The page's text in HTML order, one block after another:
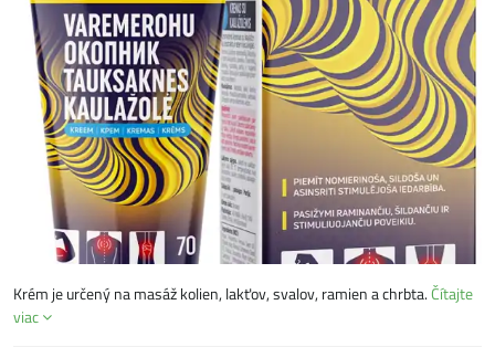
Krém je určený na masáž kolien, lakťov, svalov, ramien a chrbta.Čítajte
viac